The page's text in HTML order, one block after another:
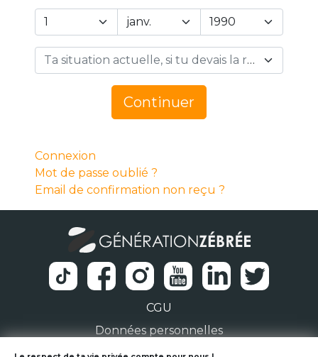
Year
Day
Ta situation actuelle, si tu devais la résumer en 1 mot… *
Continuer
Connexion
Mot de passe oublié ?
Email de confirmation non reçu ?
CGU
Données personnelles